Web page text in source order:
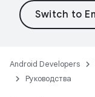
Android Developers
Руководства